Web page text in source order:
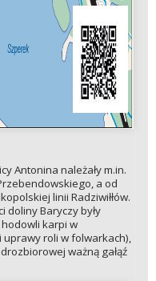
Antonina należały m.in.
a od
linii Radziwiłłów.
doliny Baryczy były
karpi w
roli w folwarkach),
ważną gałąź